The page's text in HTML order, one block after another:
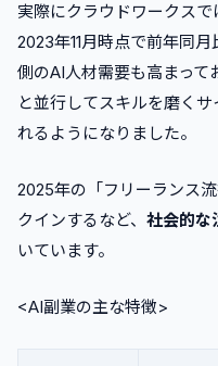
実際にクラウドワークス
2023年11月時点で前年同
側のAI人材需要も高まっ
と並行してスキルを磨く
れるようになりました。
2025年の「フリーランス
クインするなど、 社会的な
いています。
<AI副業の主な特徴>